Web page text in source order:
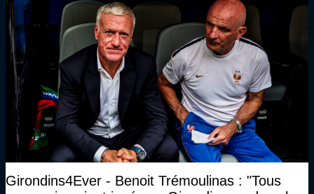
Girondins4Ever - Benoit Trémoulinas : "Tous